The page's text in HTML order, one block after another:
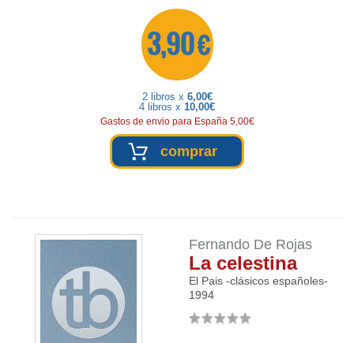
3,90 €
2 libros x 6,00€
4 libros x 10,00€
Gastos de envio para España 5,00€
comprar
Fernando De Rojas
La celestina
El Pais -clásicos españoles-
1994